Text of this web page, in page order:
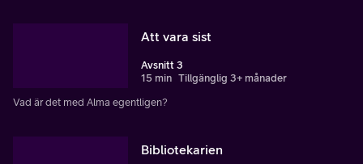
Att vara sist
Avsnitt 3
15 min Tillgänglig 3+ månader
Vad är det med Alma egentligen?
Bibliotekarien